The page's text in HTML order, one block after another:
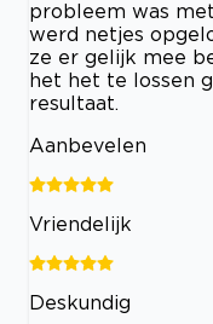
probleem was
werd netjes
ze er gelijk mee
het het te lossen
resultaat.
Aanbevelen
Vriendelijk
Deskundig